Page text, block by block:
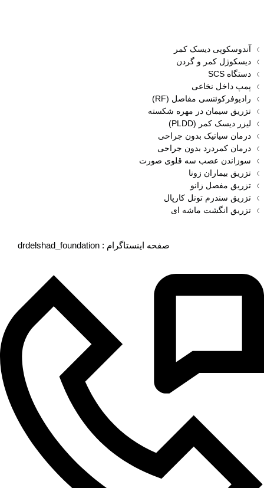
آندوسکوپی دیسک کمر
دیسکوژل کمر و گردن
دستگاه SCS
پمپ داخل نخاعی
رادیوفرکوئنسی مفاصل (RF)
تزریق سیمان در مهره شکسته
لیزر دیسک کمر (PLDD)
درمان سیاتیک بدون جراحی
درمان کمردرد بدون جراحی
سوزاندن عصب سه قلوی صورت
تزریق بیماران زونا
تزریق مفصل زانو
تزریق سندرم تونل کارپال
تزریق انگشت ماشه‌ ای
drdelshad_foundation : صفحه اینستاگرام